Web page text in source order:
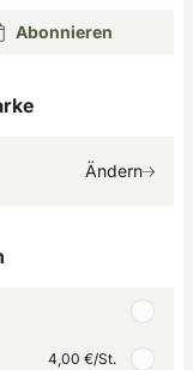
Abonnieren
Ändern
4,00 €/St.